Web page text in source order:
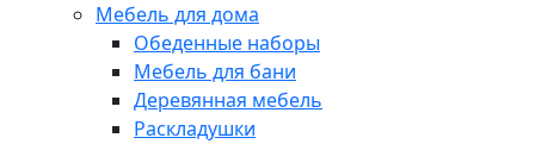
Мебель для дома
Обеденные наборы
Мебель для бани
Деревянная мебель
Раскладушки